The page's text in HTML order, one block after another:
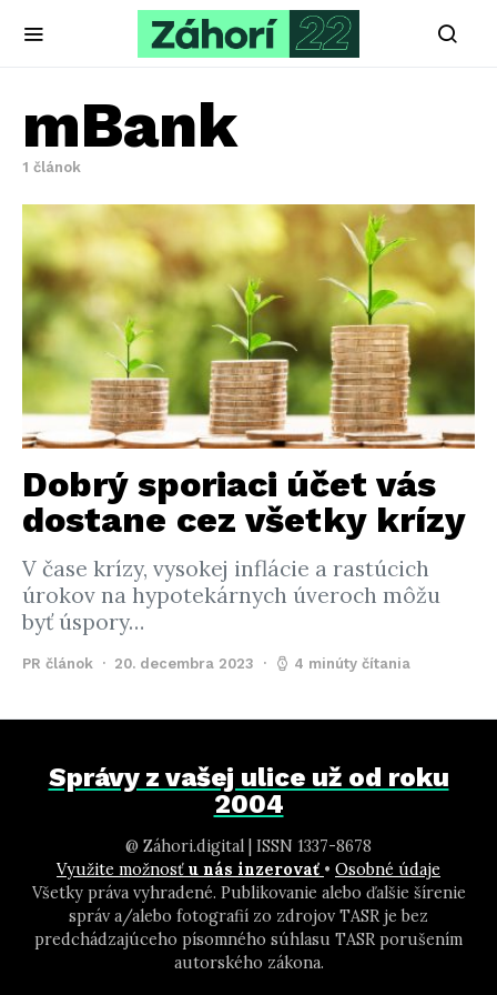
mBank
1 článok
Dobrý sporiaci účet vás
dostane cez všetky krízy
V čase krízy, vysokej inflácie a rastúcich
úrokov na hypotekárnych úveroch môžu
byť úspory…
PR článok 20. decembra 2023 4 minúty čítania
Správy z vašej ulice už od roku
2004
@ Záhori.digital | ISSN 1337-8678
Využite možnosť u nás inzerovať • Osobné údaje
Všetky práva vyhradené. Publikovanie alebo ďalšie šírenie
správ a/alebo fotografií zo zdrojov TASR je bez
predchádzajúceho písomného súhlasu TASR porušením
autorského zákona.